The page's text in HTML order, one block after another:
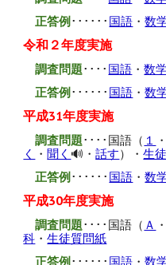
正答例･･････ 国語 ・数
令和２年度実施
調査問題････ 国語 ・数
正答例･･････ 国語 ・数
平成31年度実施
調査問題････国語（ １ ・
く ・聞く 🔊 ・話す）・生
正答例･･････ 国語 ・数
平成30年度実施
調査問題････国語（ Ａ ・
科 ・生徒質問紙
正答例･･････ 国語 ・数